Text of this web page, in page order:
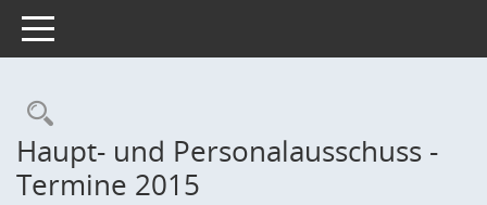
Toggle navigation
Rechercheauswahl
Haupt- und Personalausschuss -
Termine 2015